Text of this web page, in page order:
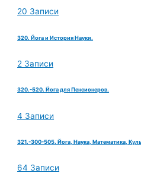
20 Записи
320. Йога и История Науки.
2 Записи
320.-520. Йога для Пенсионеров.
4 Записи
321.-300-505. Йога, Наука, Математика,
64 Записи